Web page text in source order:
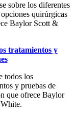
sobre los diferentes
quirúrgicas
Baylor Scott &
tratamientos y
todos los
y pruebas de
que ofrece Baylor